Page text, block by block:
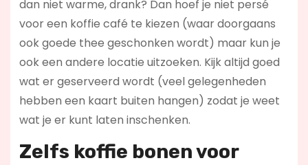
dan niet warme, drank? Dan hoef je niet persé
voor een koffie café te kiezen (waar doorgaans
ook goede thee geschonken wordt) maar kun je
ook een andere locatie uitzoeken. Kijk altijd goed
wat er geserveerd wordt (veel gelegenheden
hebben een kaart buiten hangen) zodat je weet
wat je er kunt laten inschenken.
Zelfs koffie bonen voor